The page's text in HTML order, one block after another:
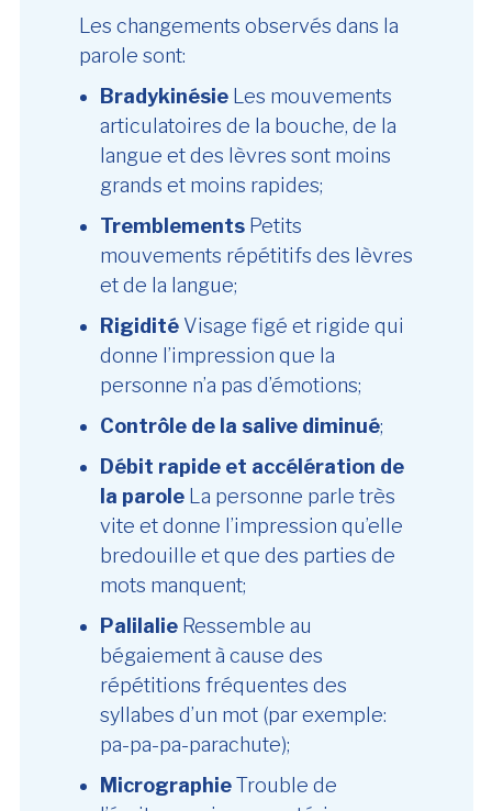
Les changements observés dans la
parole sont:
BradykinésieLes mouvements
articulatoires de la bouche, de la
langue et des lèvres sont moins
grands et moins rapides;
TremblementsPetits
mouvements répétitifs des lèvres
et de la langue;
RigiditéVisage figé et rigide qui
donne l’impression que la
personne n’a pas d’émotions;
Contrôle de la salive diminué;
Débit rapide et accélération de
la paroleLa personne parle très
vite et donne l’impression qu’elle
bredouille et que des parties de
mots manquent;
PalilalieRessemble au
bégaiement à cause des
répétitions fréquentes des
syllabes d’un mot (par exemple:
pa-pa-pa-parachute);
MicrographieTrouble de